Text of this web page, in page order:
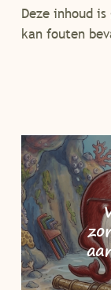
Deze inhoud
kan fouten